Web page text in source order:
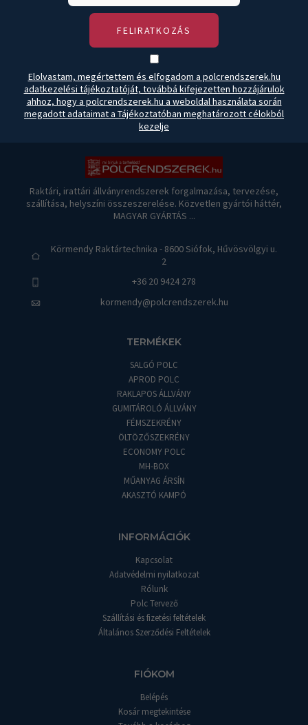
FELIRATKOZÁS
Elolvastam, megértettem és elfogadom a polcrendszerek.hu
adatkezelési tájékoztatóját, továbbá kifejezetten hozzájárulok
ahhoz, hogy a polcrendszerek.hu a weboldal használata során
megadott adataimat a Tájékoztatóban meghatározott célokból
kezelje
Raktári, irattári állványrendszerek forgalmazása, tervezése,
szállítása, helyszíni összeszerelése. Közvetlen gyártói háttér,
MAGYAR GYÁRTÁS ...
Körmendy Raktártechnika - 8600 Siófok, Hűvösvölgyi u.
2
+36 20 9424 278
kormendy@polcrendszerek.hu
TERMÉKEK
SALGÓ POLC
APROD POLC
RAKLAPOS ÁLLVÁNY
GUMITÁROLÓ ÁLLVÁNY
FÉMSZEKRÉNY
ÖLTÖZŐSZEKRÉNY
ECONOMY POLC
MH-BOX
MŰANYAG ÁRSÍN
AKASZTÓ KAMPÓ
INFORMÁCIÓK
Kapcsolat
Adatvédelmi nyilatkozat
Rólunk
Polc Tervező
Szállítási és fizetési feltételek
Általános Szerződési Feltételek
FIÓKOM
Belépés
Kosár megtekintése